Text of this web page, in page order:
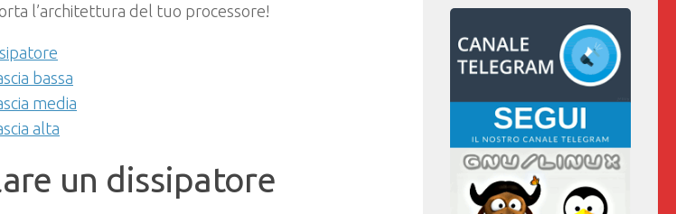
l’architettura del tuo processore!
bassa
media
alta
un dissipatore